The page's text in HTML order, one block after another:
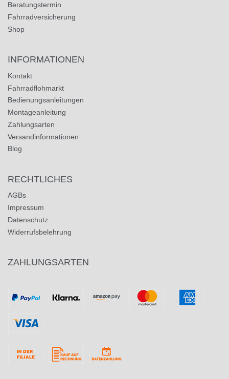
Beratungstermin
Fahrradversicherung
Shop
INFORMATIONEN
Kontakt
Fahrradflohmarkt
Bedienungsanleitungen
Montageanleitung
Zahlungsarten
Versandinformationen
Blog
RECHTLICHES
AGBs
Impressum
Datenschutz
Widerrufsbelehrung
ZAHLUNGSARTEN